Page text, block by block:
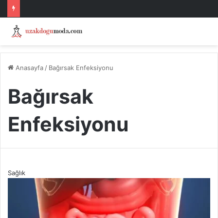
Anasayfa / Bağırsak Enfeksiyonu
Bağırsak
Enfeksiyonu
Sağlık